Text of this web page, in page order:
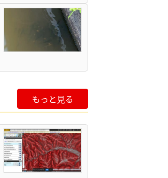
もっと見る